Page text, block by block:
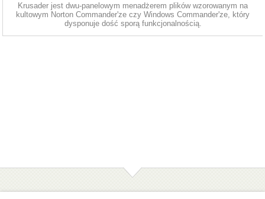
Krusader jest dwu-panelowym menadżerem plików wzorowanym na
kultowym Norton Commander'ze czy Windows Commander'ze, który
dysponuje dość sporą funkcjonalnością.